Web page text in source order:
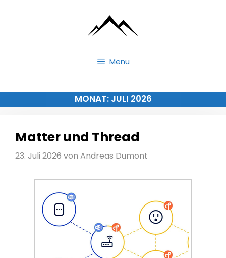
Menü
MONAT: JULI 2026
Matter und Thread
23. Juli 2026 von Andreas Dumont